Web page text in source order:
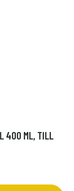
400 ML, TILL